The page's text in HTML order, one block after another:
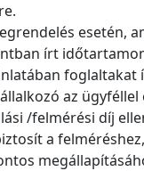
esetén,
írt
foglaltakat
az
/felmérési díj
a